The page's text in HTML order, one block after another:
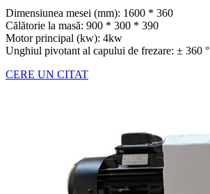
Dimensiunea mesei (mm): 1600 * 360
Călătorie la masă: 900 * 300 * 390
Motor principal (kw): 4kw
Unghiul pivotant al capului de frezare: ± 360 °
CERE UN CITAT